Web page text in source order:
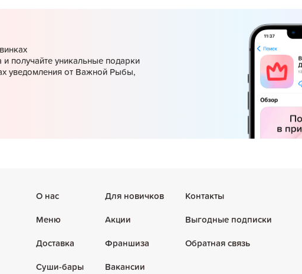
и получайте уникальные подарки
уведомления от Важной Рыбы,
О нас
Меню
Доставка
Суши-бары
Для новичков
Акции
Франшиза
Вакансии
Контакты
Выгодные подписки
Обратная связь